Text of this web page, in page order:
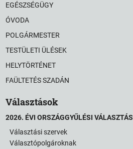
EGÉSZSÉGÜGY
ÓVODA
POLGÁRMESTER
TESTÜLETI ÜLÉSEK
HELYTÖRTÉNET
FAÜLTETÉS SZADÁN
Választások
2026. ÉVI ORSZÁGGYŰLÉSI VÁLASZTÁS
Választási szervek
Választópolgároknak